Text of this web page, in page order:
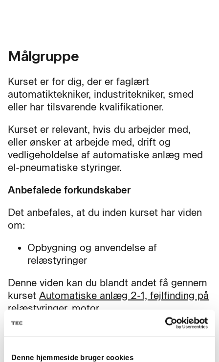
Denne hjemmeside bruger cookies
Målgruppe
Kurset er for dig, der er faglært
automatiktekniker, industritekniker, smed
eller har tilsvarende kvalifikationer.
Kurset er relevant, hvis du arbejder med,
eller ønsker at arbejde med, drift og
vedligeholdelse af automatiske anlæg med
el-pneumatiske styringer.
Anbefalede forkundskaber
Det anbefales, at du inden kurset har viden
om:
Opbygning og anvendelse af
relæstyringer
Denne viden kan du blandt andet få gennem
kurset Automatiske anlæg 2-1, fejlfinding på
relæstyringer, motor.